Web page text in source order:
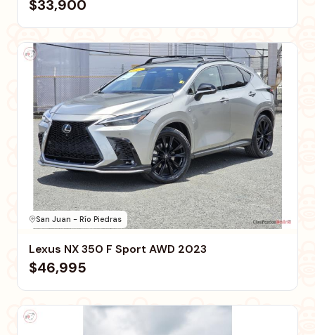
$33,900
San Juan - Río Piedras
Lexus NX 350 F Sport AWD 2023
$46,995